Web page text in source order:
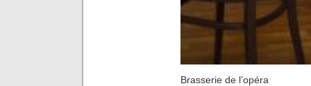
Brasserie de l’opéra